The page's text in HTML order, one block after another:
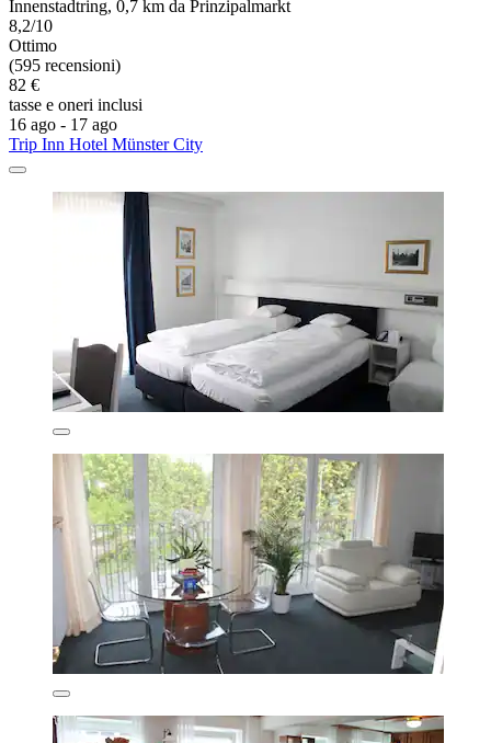
Innenstadtring, 0,7 km da Prinzipalmarkt
8,2/10
Ottimo
(595 recensioni)
82 €
tasse e oneri inclusi
16 ago - 17 ago
Trip Inn Hotel Münster City